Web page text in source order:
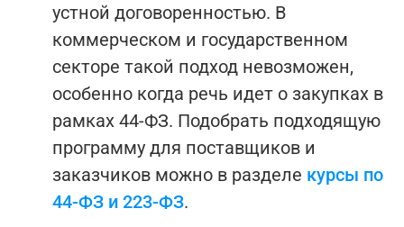
устной договоренностью. В
коммерческом и государственном
секторе такой подход невозможен,
особенно когда речь идет о закупках в
рамках 44-ФЗ. Подобрать подходящую
программу для поставщиков и
заказчиков можно в разделе курсы по
44-ФЗ и 223-ФЗ.